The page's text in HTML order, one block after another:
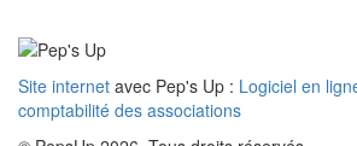
Site internet avec Pep's Up : Logiciel en
comptabilité des associations